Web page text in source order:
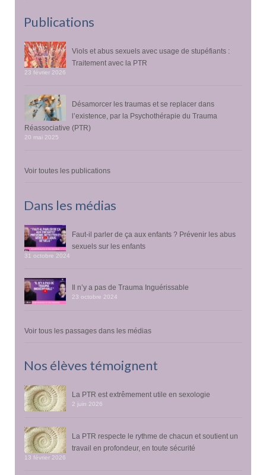
Publications
Viols et abus sexuels avec usage de stupéfiants :
Traitement avec la PTR
23 février 2026
Désamorcer les traumas et se replacer dans
l’existence, par la Psychothérapie du Trauma
Réassociative (PTR)
20 mai 2025
Voir toutes les publications
Dans les médias
Faut-il parler de ça aux enfants ? Prévenir les abus
sexuels sur les enfants
31 octobre 2024
Il n’y a pas de Trauma Inguérissable
23 octobre 2024
Voir tous les passages dans les médias
Nos élèves témoignent
La PTR est extrêmement utile en sexologie
2 juin 2026
La PTR respecte le rythme de chacun et soutient un
travail en profondeur, en toute sécurité
13 février 2026